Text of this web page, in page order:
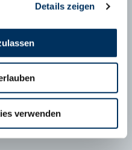
Details zeigen
verwenden